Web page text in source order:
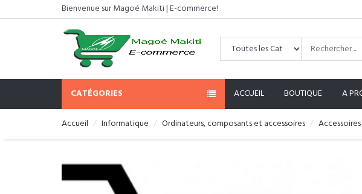
Bienvenue sur Magoé Makiti | E-commerce!
CATÉGORIES ACCUEIL BOUTIQUE A
Accueil Informatique Ordinateurs, composants et accessoires